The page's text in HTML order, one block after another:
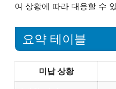
여 상황에 따라 대응할 수
요약 테이블
미납 상황